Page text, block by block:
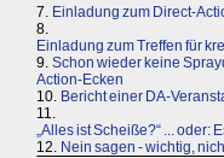
7. Einladung zum Direct-
8.
Einladung zum Treffen für
9. Schon wieder keine
Action-Ecken
10. Bericht einer DA-
11.
„Alles ist Scheiße?“ ... oder:
12. Nein sagen - wichtig,